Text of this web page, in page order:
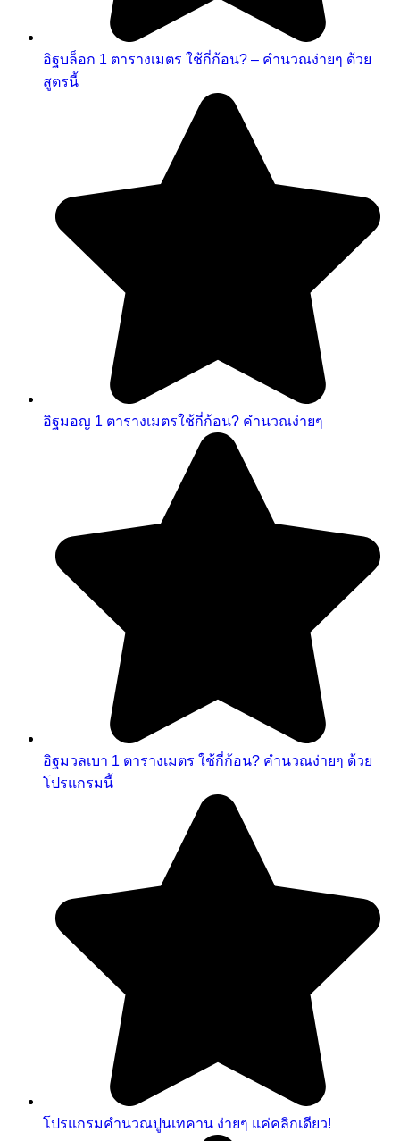
อิฐบล็อก 1 ตารางเมตร ใช้กี่ก้อน? – คำนวณง่ายๆ ด้วย
สูตรนี้
อิฐมอญ 1 ตารางเมตรใช้กี่ก้อน? คำนวณง่ายๆ
อิฐมวลเบา 1 ตารางเมตร ใช้กี่ก้อน? คำนวณง่ายๆ ด้วย
โปรแกรมนี้
โปรแกรมคำนวณปูนเทคาน ง่ายๆ แค่คลิกเดียว!